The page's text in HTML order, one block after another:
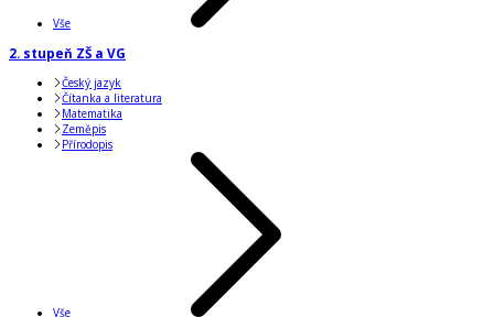
Vše
2. stupeň ZŠ a VG
Český jazyk
Čítanka a literatura
Matematika
Zeměpis
Přírodopis
Vše